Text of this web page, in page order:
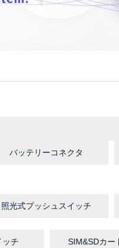
バッテリーコネクタ
照光式プッシュスイッチ
ッチ SIM&SDカー